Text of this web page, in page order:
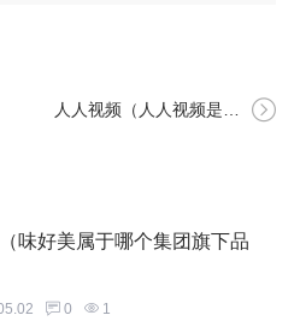
人人视频（人人视频是哪家公司的）
味好美属于哪个集团旗下品
0 1